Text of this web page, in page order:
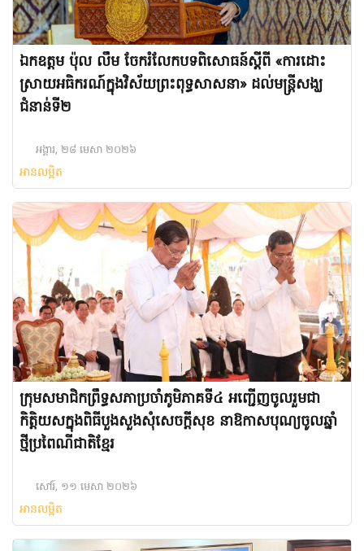
ឯកឧត្តម ប៉ុល លឹម ចែករំលែកបទពិសោធន៍ស្តីពី «ការដោះ
ស្រាយអធិករណ៍ក្នុងវិស័យព្រះពុទ្ធសាសនា» ដល់មន្ត្រីសង្ឃ
ជំនាន់ទី២
អង្គារ, ២៨ មេសា ២០២៦
អានលម្អិត
ក្រុមសមាជិកព្រឹទ្ធសភាប្រចាំភូមិភាគទី៤ អញ្ជើញចូលរួមជា
កិត្តិយសក្នុងពិធីបួងសួងសុំសេចក្ដីសុខ នាឱកាសបុណ្យចូលឆ្នាំ
ថ្មីប្រពៃណីជាតិខ្មែរ
សៅរ៍, ១១ មេសា ២០២៦
អានលម្អិត